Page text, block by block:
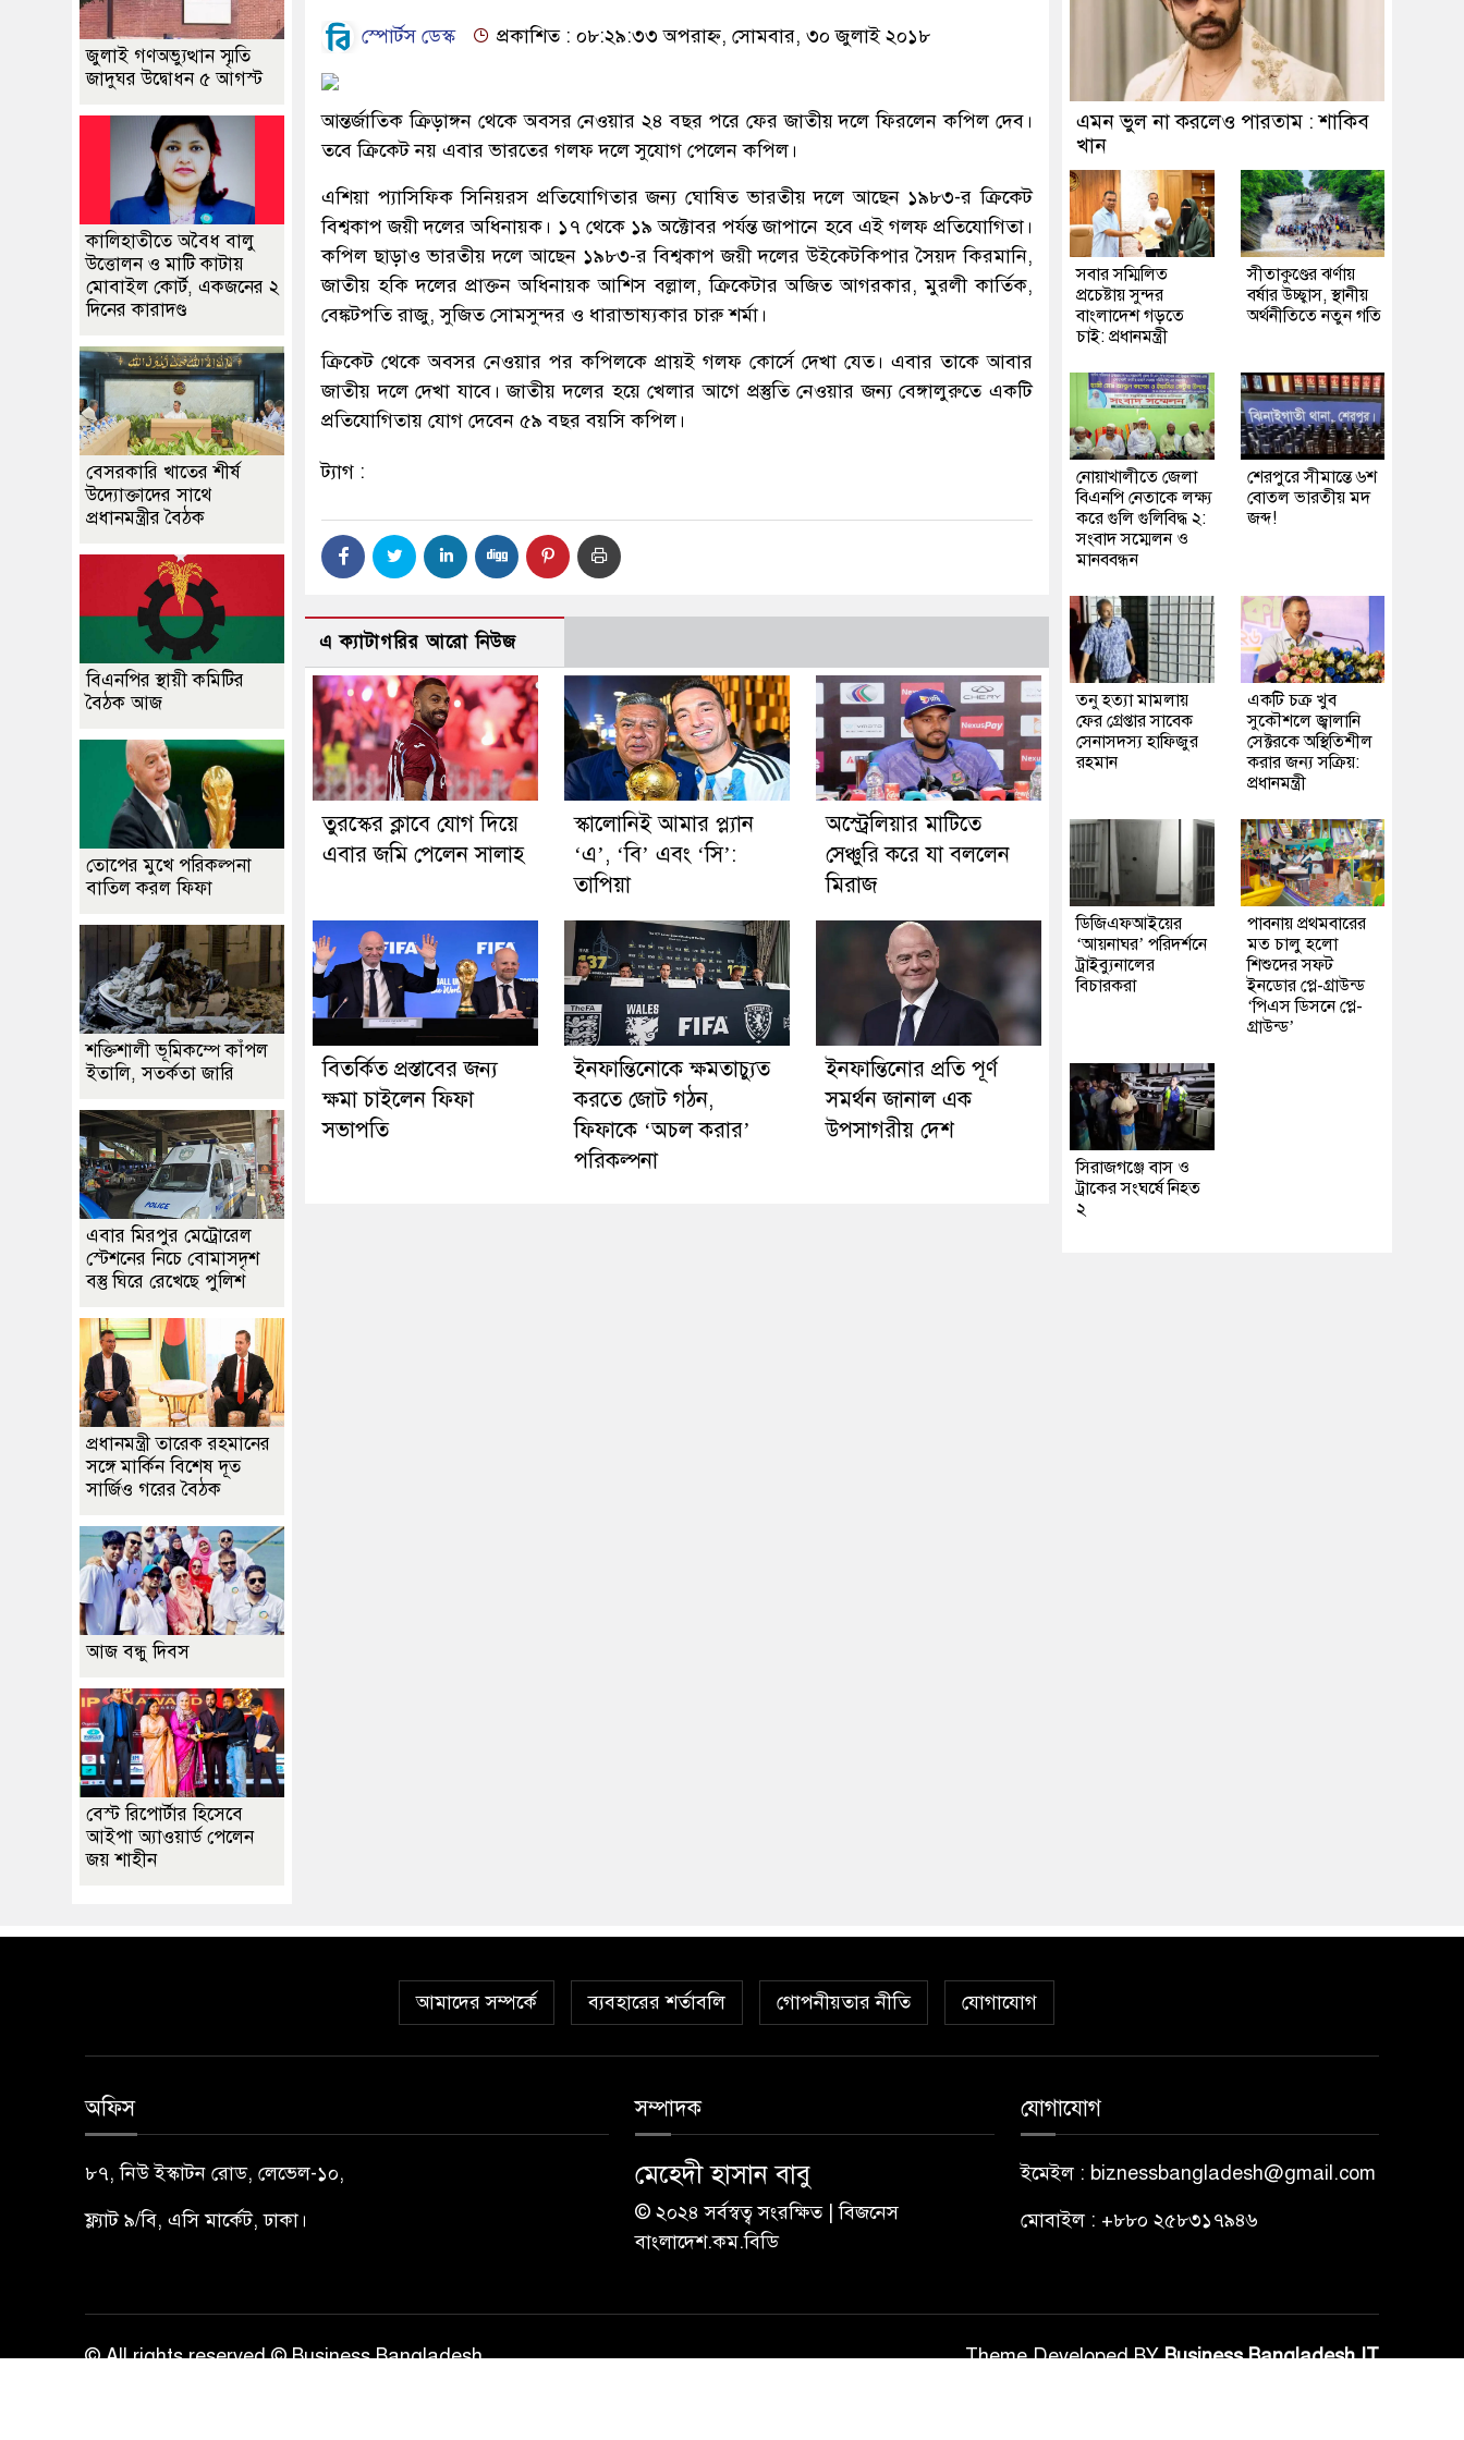
স্পোর্টস ডেস্ক প্রকাশিত : ০৮:২৯:৩৩ অপরাহ্ন, সোমবার, ৩০ জুলাই ২০১৮
আন্তর্জাতিক ক্রিড়াঙ্গন থেকে অবসর নেওয়ার ২৪ বছর পরে ফের জাতীয় দলে ফিরলেন কপিল দেব।
তবে ক্রিকেট নয় এবার ভারতের গলফ দলে সুযোগ পেলেন কপিল।
এশিয়া প্যাসিফিক সিনিয়রস প্রতিযোগিতার জন্য ঘোষিত ভারতীয় দলে আছেন ১৯৮৩-র ক্রিকেট
বিশ্বকাপ জয়ী দলের অধিনায়ক। ১৭ থেকে ১৯ অক্টোবর পর্যন্ত জাপানে হবে এই গলফ প্রতিযোগিতা।
কপিল ছাড়াও ভারতীয় দলে আছেন ১৯৮৩-র বিশ্বকাপ জয়ী দলের উইকেটকিপার সৈয়দ কিরমানি,
জাতীয় হকি দলের প্রাক্তন অধিনায়ক আশিস বল্লাল, ক্রিকেটার অজিত আগরকার, মুরলী কার্তিক,
বেঙ্কটপতি রাজু, সুজিত সোমসুন্দর ও ধারাভাষ্যকার চারু শর্মা।
ক্রিকেট থেকে অবসর নেওয়ার পর কপিলকে প্রায়ই গলফ কোর্সে দেখা যেত। এবার তাকে আবার
জাতীয় দলে দেখা যাবে। জাতীয় দলের হয়ে খেলার আগে প্রস্তুতি নেওয়ার জন্য বেঙ্গালুরুতে একটি
প্রতিযোগিতায় যোগ দেবেন ৫৯ বছর বয়সি কপিল।
ট্যাগ :
এ ক্যাটাগরির আরো নিউজ
তুরস্কের ক্লাবে যোগ দিয়ে
এবার জমি পেলেন সালাহ
স্কালোনিই আমার প্ল্যান
‘এ’, ‘বি’ এবং ‘সি’:
তাপিয়া
অস্ট্রেলিয়ার মাটিতে
সেঞ্চুরি করে যা বললেন
মিরাজ
বিতর্কিত প্রস্তাবের জন্য
ক্ষমা চাইলেন ফিফা
সভাপতি
ইনফান্তিনোকে ক্ষমতাচ্যুত
করতে জোট গঠন,
ফিফাকে ‘অচল করার’
পরিকল্পনা
ইনফান্তিনোর প্রতি পূর্ণ
সমর্থন জানাল এক
উপসাগরীয় দেশ
জুলাই গণঅভ্যুত্থান স্মৃতি
জাদুঘর উদ্বোধন ৫ আগস্ট
কালিহাতীতে অবৈধ বালু
উত্তোলন ও মাটি কাটায়
মোবাইল কোর্ট, একজনের ২
দিনের কারাদণ্ড
বেসরকারি খাতের শীর্ষ
উদ্যোক্তাদের সাথে
প্রধানমন্ত্রীর বৈঠক
বিএনপির স্থায়ী কমিটির
বৈঠক আজ
তোপের মুখে পরিকল্পনা
বাতিল করল ফিফা
শক্তিশালী ভূমিকম্পে কাঁপল
ইতালি, সতর্কতা জারি
এবার মিরপুর মেট্রোরেল
স্টেশনের নিচে বোমাসদৃশ
বস্তু ঘিরে রেখেছে পুলিশ
প্রধানমন্ত্রী তারেক রহমানের
সঙ্গে মার্কিন বিশেষ দূত
সার্জিও গরের বৈঠক
আজ বন্ধু দিবস
বেস্ট রিপোর্টার হিসেবে
আইপা অ্যাওয়ার্ড পেলেন
জয় শাহীন
এমন ভুল না করলেও পারতাম : শাকিব
খান
সবার সম্মিলিত
প্রচেষ্টায় সুন্দর
বাংলাদেশ গড়তে
চাই: প্রধানমন্ত্রী
সীতাকুণ্ডের ঝর্ণায়
বর্ষার উচ্ছ্বাস, স্থানীয়
অর্থনীতিতে নতুন গতি
নোয়াখালীতে জেলা
বিএনপি নেতাকে লক্ষ্য
করে গুলি গুলিবিদ্ধ ২:
সংবাদ সম্মেলন ও
মানববন্ধন
শেরপুরে সীমান্তে ৬শ
বোতল ভারতীয় মদ
জব্দ!
তনু হত্যা মামলায়
ফের গ্রেপ্তার সাবেক
সেনাসদস্য হাফিজুর
রহমান
একটি চক্র খুব
সুকৌশলে জ্বালানি
সেক্টরকে অস্থিতিশীল
করার জন্য সক্রিয়:
প্রধানমন্ত্রী
ডিজিএফআইয়ের
‘আয়নাঘর’ পরিদর্শনে
ট্রাইব্যুনালের
বিচারকরা
পাবনায় প্রথমবারের
মত চালু হলো
শিশুদের সফট
ইনডোর প্লে-গ্রাউন্ড
‘পিএস ডিসনে প্লে-
গ্রাউন্ড’
সিরাজগঞ্জে বাস ও
ট্রাকের সংঘর্ষে নিহত
২
আমাদের সম্পর্কে ব্যবহারের শর্তাবলি গোপনীয়তার নীতি যোগাযোগ
অফিস
৮৭, নিউ ইস্কাটন রোড, লেভেল-১০,
ফ্ল্যাট ৯/বি, এসি মার্কেট, ঢাকা।
সম্পাদক
মেহেদী হাসান বাবু
© ২০২৪ সর্বস্বত্ব সংরক্ষিত | বিজনেস
বাংলাদেশ.কম.বিডি
যোগাযোগ
ইমেইল : biznessbangladesh@gmail.com
মোবাইল : +৮৮০ ২৫৮৩১৭৯৪৬
© All rights reserved © Business Bangladesh Theme Developed BYBusiness Bangladesh IT